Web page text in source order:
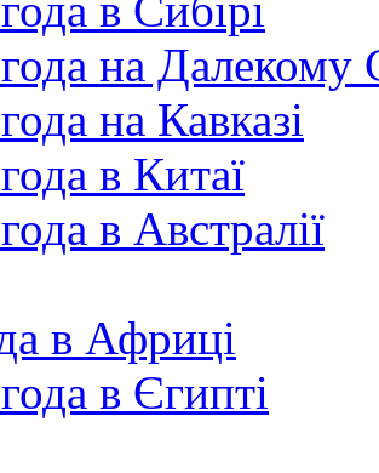
на Далекому
на Кавказі
в Китаї
в Австралії
в Африці
в Єгипті